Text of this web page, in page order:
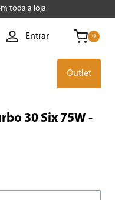
toda a loja
Entrar 0
Outlet
30 Six 75W -